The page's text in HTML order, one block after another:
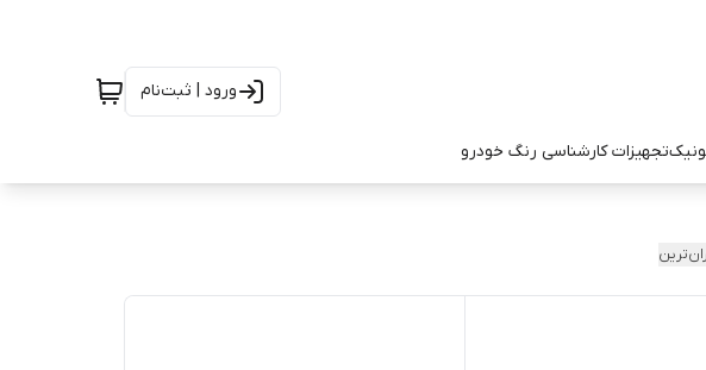
ورود | ثبت‌نام
تجهیزات کارشناسی رنگ خودرو